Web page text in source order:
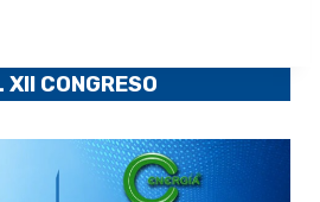
XII CONGRESO